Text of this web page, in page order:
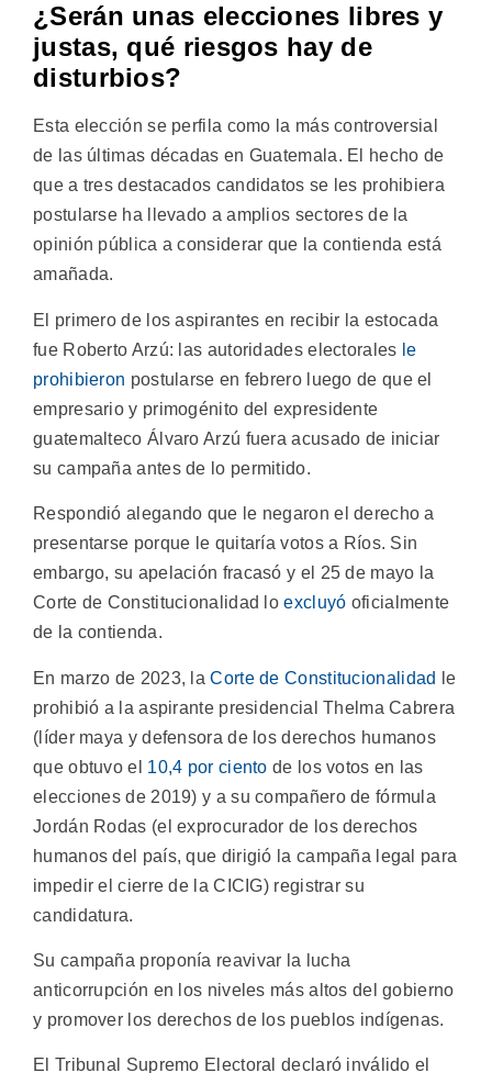
¿Serán unas elecciones libres y
justas, qué riesgos hay de
disturbios?
Esta elección se perfila como la más controversial
de las últimas décadas en Guatemala. El hecho de
que a tres destacados candidatos se les prohibiera
postularse ha llevado a amplios sectores de la
opinión pública a considerar que la contienda está
amañada.
El primero de los aspirantes en recibir la estocada
fue Roberto Arzú: las autoridades electorales le
prohibieron postularse en febrero luego de que el
empresario y primogénito del expresidente
guatemalteco Álvaro Arzú fuera acusado de iniciar
su campaña antes de lo permitido.
Respondió alegando que le negaron el derecho a
presentarse porque le quitaría votos a Ríos. Sin
embargo, su apelación fracasó y el 25 de mayo la
Corte de Constitucionalidad loexcluyó oficialmente
de la contienda.
En marzo de 2023, laCorte de Constitucionalidad
le
prohibió a la aspirante presidencial Thelma Cabrera
(líder maya y defensora de los derechos humanos
que obtuvo el 10,4 por ciento de los votos en las
elecciones de 2019) y a su compañero de fórmula
Jordán Rodas (el exprocurador de los derechos
humanos del país, que dirigió la campaña legal para
impedir el cierre de la CICIG) registrar su
candidatura.
Su campaña proponía reavivar la lucha
anticorrupción en los niveles más altos del gobierno
y promover los derechos de los pueblos indígenas.
El Tribunal Supremo Electoral declaró inválido el